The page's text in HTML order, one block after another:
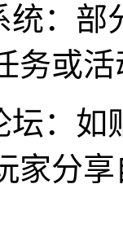
统：部
务或
坛：如
家分